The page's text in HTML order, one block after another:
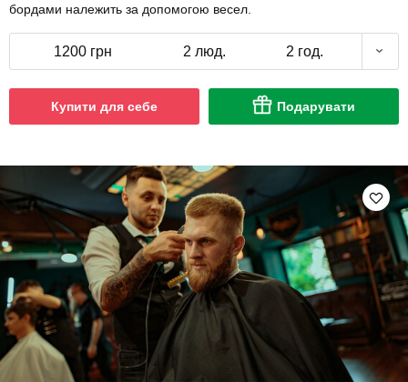
бордами належить за допомогою весел.
1200 грн 2 люд. 2 год.
Купити для себе Подарувати